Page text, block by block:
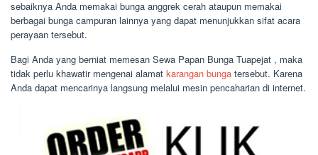
sebaiknya Anda memakai bunga anggrek cerah ataupun memakai
berbagai bunga campuran lainnya yang dapat menunjukkan sifat acara
perayaan tersebut.
Bagi Anda yang berniat memesan Sewa Papan Bunga Tuapejat , maka
tidak perlu khawatir mengenai alamat karangan bunga tersebut. Karena
Anda dapat mencarinya langsung melalui mesin pencaharian di internet.